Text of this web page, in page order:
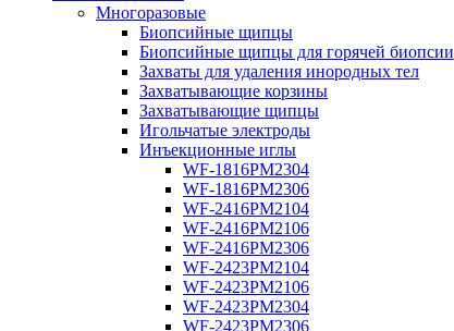
Многоразовые
Биопсийные щипцы
Биопсийные щипцы для горячей биопсии
Захваты для удаления инородных тел
Захватывающие корзины
Захватывающие щипцы
Игольчатые электроды
Инъекционные иглы
WF-1816РМ2304
WF-1816РМ2306
WF-2416РМ2104
WF-2416РМ2106
WF-2416РМ2306
WF-2423РМ2104
WF-2423РМ2106
WF-2423РМ2304
WF-2423РМ2306